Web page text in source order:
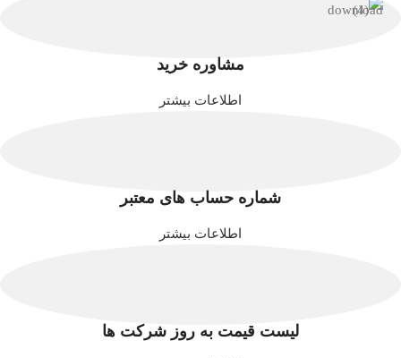
مشاوره خرید
اطلاعات بیشتر
شماره حساب های معتبر
اطلاعات بیشتر
لیست قیمت به روز شرکت ها